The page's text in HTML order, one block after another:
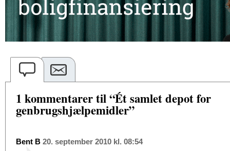
1 kommentarer til “Ét samlet depot for
genbrugshjælpemidler”
Bent B 20. september 2010 kl. 08:54